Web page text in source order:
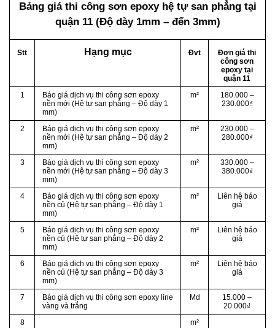
Bảng giá thi công sơn epoxy hệ tự san phẳngtại
quận 11 (Độ dày 1mm – đến 3mm)
Stt Hạng mục Đvt
Đơn giá thi
công sơn
epoxy tại
quận 11
1
Báo giá dịch vụ thi công sơn epoxy
nền mới (Hệ tự san phẳng – Độ dày 1
mm)
m²
180.000 –
230.000₫
2
Báo giá dịch vụ thi công sơn epoxy
nền mới (Hệ tự san phẳng – Độ dày 2
mm)
m²
230.000 –
280.000₫
3
Báo giá dịch vụ thi công sơn epoxy
nền mới (Hệ tự san phẳng – Độ dày 3
mm)
m²
330.000 –
380.000₫
4
Báo giá dịch vụ thi công sơn epoxy
nền củ (Hệ tự san phẳng – Độ dày 1
mm)
m²
Liên hệ báo
giá
5
Báo giá dịch vụ thi công sơn epoxy
nền củ (Hệ tự san phẳng – Độ dày 2
mm)
m²
Liên hệ báo
giá
6
Báo giá dịch vụ thi công sơn epoxy
nền củ (Hệ tự san phẳng – Độ dày 3
mm)
m²
Liên hệ báo
giá
7
Báo giá dịch vụ thi công sơn epoxy line
vàng và trắng
Md
15.000 –
20.000₫
8
m²